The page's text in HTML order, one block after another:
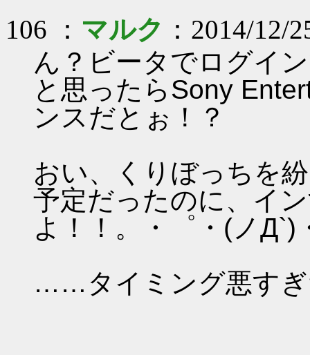
106 ： マルク ：2014/12/
ん？ビータでログイ
と思ったらSony
ンスだとぉ！？
おい、くりぼっちを
予定だったのに、イ
よ！！。・゜・(ノД`)
……タイミング悪すぎ